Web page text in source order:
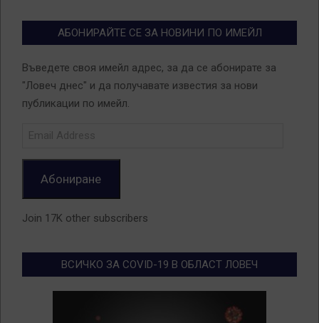
АБОНИРАЙТЕ СЕ ЗА НОВИНИ ПО ИМЕЙЛ
Въведете своя имейл адрес, за да се абонирате за
"Ловеч днес" и да получавате известия за нови
публикации по имейл.
Абониране
Join 17K other subscribers
ВСИЧКО ЗА COVID-19 В ОБЛАСТ ЛОВЕЧ